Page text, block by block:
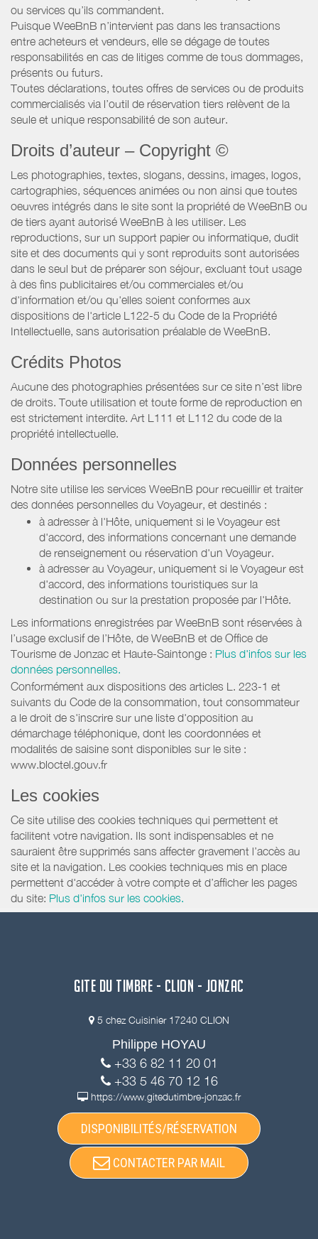
ou services qu’ils commandent.
Puisque WeeBnB n’intervient pas dans les transactions
entre acheteurs et vendeurs, elle se dégage de toutes
responsabilités en cas de litiges comme de tous dommages,
présents ou futurs.
Toutes déclarations, toutes offres de services ou de produits
commercialisés via l’outil de réservation tiers relèvent de la
seule et unique responsabilité de son auteur.
Droits d’auteur – Copyright ©
Les photographies, textes, slogans, dessins, images, logos,
cartographies, séquences animées ou non ainsi que toutes
oeuvres intégrés dans le site sont la propriété de WeeBnB ou
de tiers ayant autorisé WeeBnB à les utiliser. Les
reproductions, sur un support papier ou informatique, dudit
site et des documents qui y sont reproduits sont autorisées
dans le seul but de préparer son séjour, excluant tout usage
à des fins publicitaires et/ou commerciales et/ou
d'information et/ou qu'elles soient conformes aux
dispositions de l'article L122-5 du Code de la Propriété
Intellectuelle, sans autorisation préalable de WeeBnB.
Crédits Photos
Aucune des photographies présentées sur ce site n’est libre
de droits. Toute utilisation et toute forme de reproduction en
est strictement interdite. Art L111 et L112 du code de la
propriété intellectuelle.
Données personnelles
Notre site utilise les services WeeBnB pour recueillir et traiter
des données personnelles du Voyageur, et destinés :
à adresser à l'Hôte, uniquement si le Voyageur est
d'accord, des informations concernant une demande
de renseignement ou réservation d'un Voyageur.
à adresser au Voyageur, uniquement si le Voyageur est
d'accord, des informations touristiques sur la
destination ou sur la prestation proposée par l'Hôte.
Les informations enregistrées par WeeBnB sont réservées à
l’usage exclusif de l’Hôte, de WeeBnB et de Office de
Tourisme de Jonzac et Haute-Saintonge : Plus d'infos sur les
données personnelles.
Conformément aux dispositions des articles L. 223-1 et
suivants du Code de la consommation, tout consommateur
a le droit de s'inscrire sur une liste d'opposition au
démarchage téléphonique, dont les coordonnées et
modalités de saisine sont disponibles sur le site :
www.bloctel.gouv.fr
Les cookies
Ce site utilise des cookies techniques qui permettent et
facilitent votre navigation. Ils sont indispensables et ne
sauraient être supprimés sans affecter gravement l’accès au
site et la navigation. Les cookies techniques mis en place
permettent d'accéder à votre compte et d’afficher les pages
du site: Plus d'infos sur les cookies.
GITE DU TIMBRE - CLION - JONZAC
5 chez Cuisinier 17240 CLION
Philippe HOYAU
+33 6 82 11 20 01
+33 5 46 70 12 16
https://www.gitedutimbre-jonzac.fr
DISPONIBILITÉS/RÉSERVATION
CONTACTER PAR MAIL